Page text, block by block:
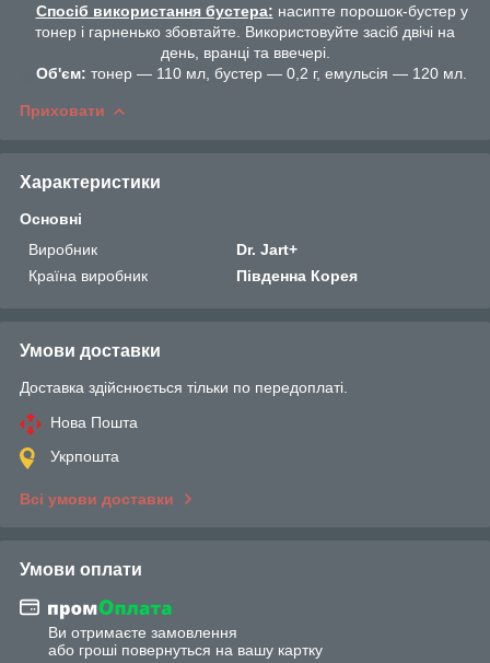
Спосіб використання бустера: насипте порошок-бустер у
тонер і гарненько збовтайте. Використовуйте засіб двічі на
день, вранці та ввечері.
Об'єм: тонер — 110 мл, бустер — 0,2 г, емульсія — 120 мл.
Приховати
Характеристики
Основні
Виробник
Dr. Jart+
Країна виробник
Південна Корея
Умови доставки
Доставка здійснюється тільки по передоплаті.
Нова Пошта
Укрпошта
Всі умови доставки
Умови оплати
Ви отримаєте замовлення
або гроші повернуться на вашу картку